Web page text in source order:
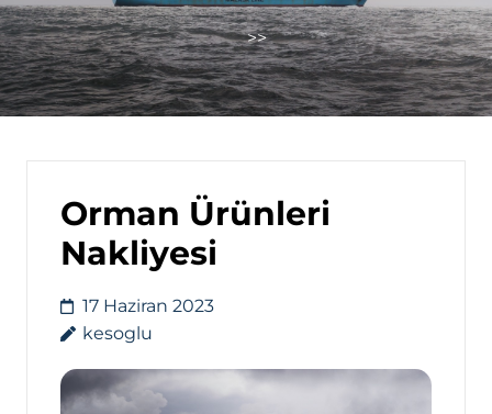
>>
Orman Ürünleri
Nakliyesi
17 Haziran 2023
kesoglu